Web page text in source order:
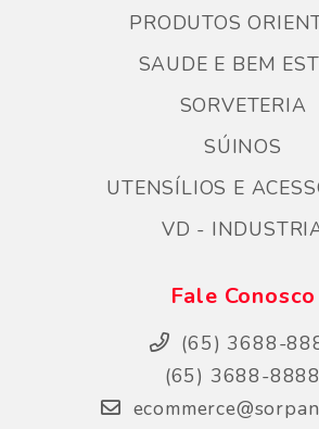
PRODUTOS
SAUDE E BEM
SORVETERIA
SÚINOS
UTENSÍLIOS E
VD -
Fale Conosco
(65) 3688-
(65) 3688-8888